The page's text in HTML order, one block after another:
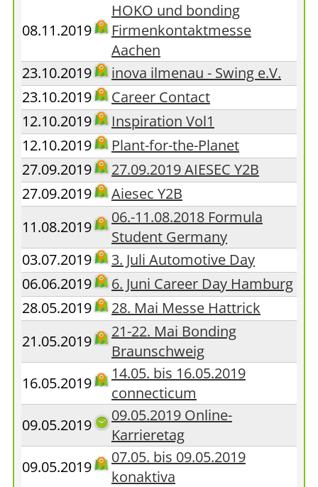
08.11.2019
HOKO und bonding
Firmenkontaktmesse
Aachen
23.10.2019
inova ilmenau - Swing e.V.
23.10.2019
Career Contact
12.10.2019
Inspiration Vol1
12.10.2019
Plant-for-the-Planet
27.09.2019
27.09.2019 AIESEC Y2B
27.09.2019
Aiesec Y2B
11.08.2019
06.-11.08.2018 Formula
Student Germany
03.07.2019
3. Juli Automotive Day
06.06.2019
6. Juni Career Day Hamburg
28.05.2019
28. Mai Messe Hattrick
21.05.2019
21-22. Mai Bonding
Braunschweig
16.05.2019
14.05. bis 16.05.2019
connecticum
09.05.2019
09.05.2019 Online-
Karrieretag
09.05.2019
07.05. bis 09.05.2019
konaktiva